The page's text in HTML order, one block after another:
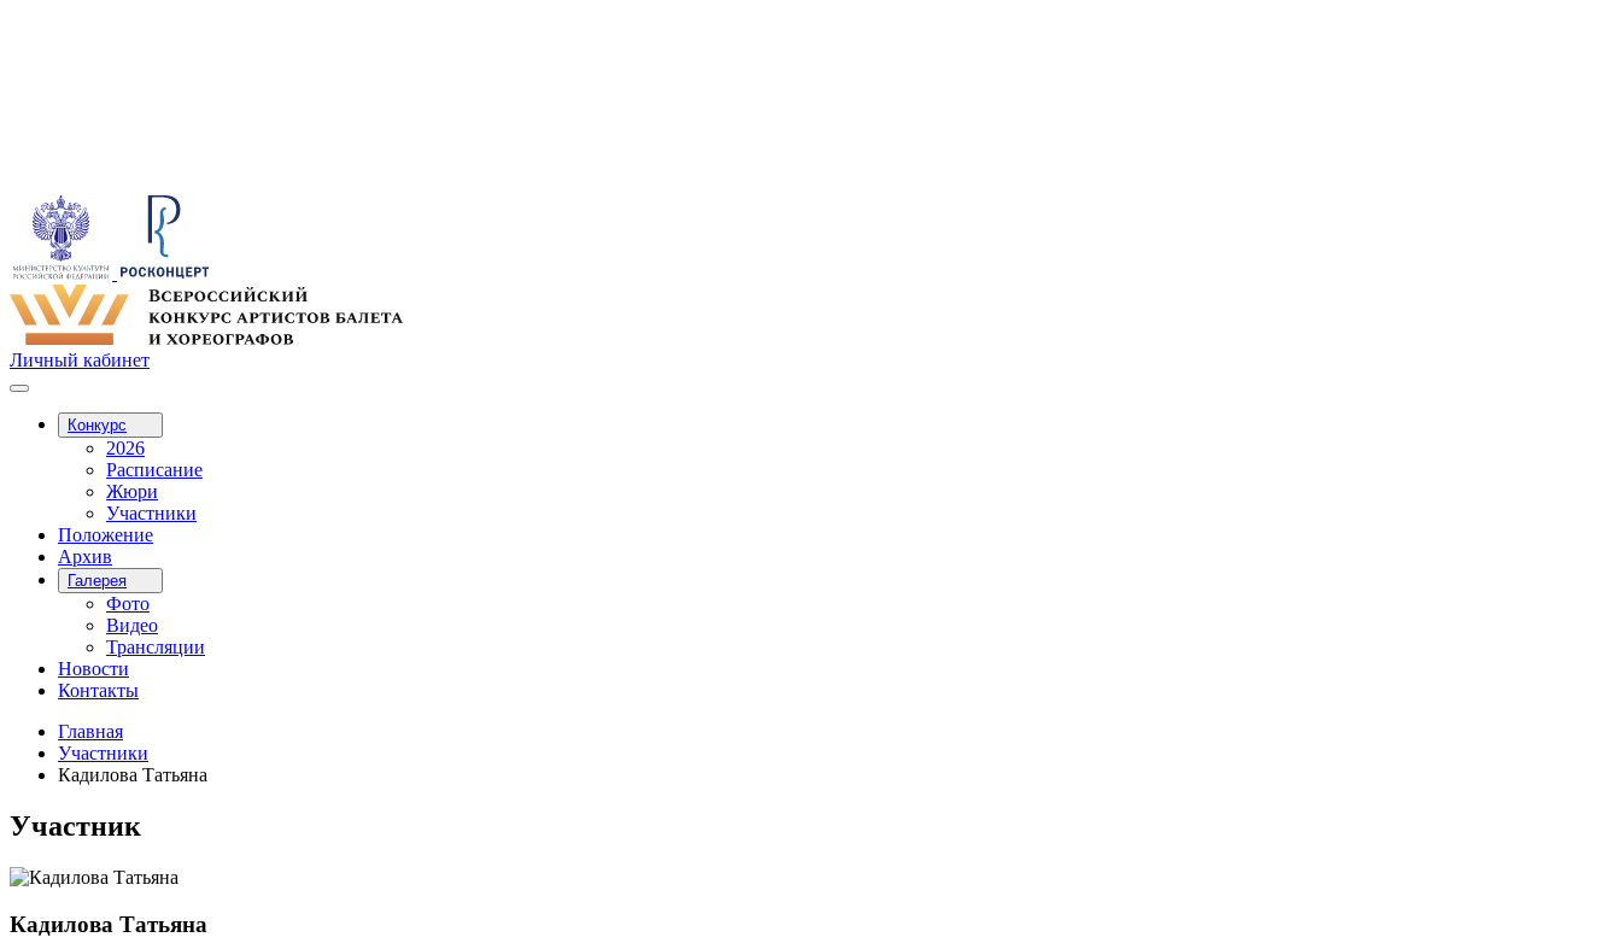
Личный кабинет
Конкурс
2026
Расписание
Жюри
Участники
Положение
Архив
Галерея
Фото
Видео
Трансляции
Новости
Контакты
Главная
Участники
Кадилова Татьяна
Участник
Кадилова Татьяна